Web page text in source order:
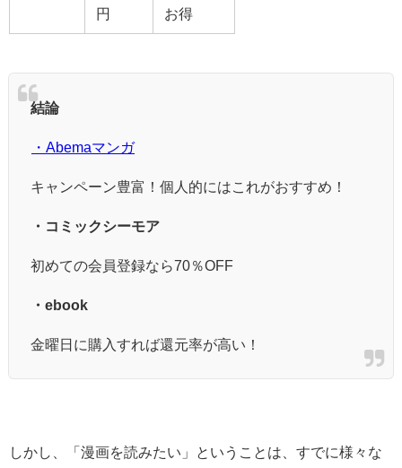
円
お得
結論
・Abemaマンガ
キャンペーン豊富！個人的にはこれがおすすめ！
・コミックシーモア
初めての会員登録なら70％OFF
・ebook
金曜日に購入すれば還元率が高い！
しかし、「漫画を読みたい」ということは、すでに様々な